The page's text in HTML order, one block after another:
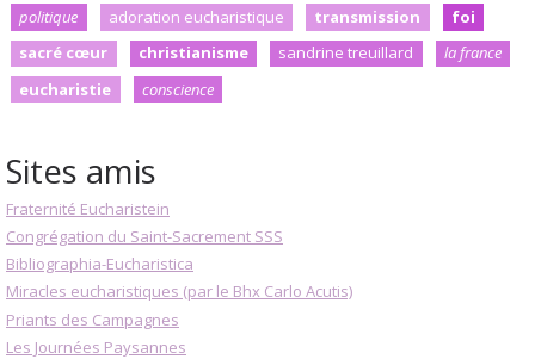
politique adoration eucharistique transmission
foi
sacré cœur
christianisme sandrine treuillard
la france
eucharistie
conscience
Sites amis
Fraternité Eucharistein
Congrégation du Saint-Sacrement SSS
Bibliographia-Eucharistica
Miracles eucharistiques (par le Bhx Carlo Acutis)
Priants des Campagnes
Les Journées Paysannes